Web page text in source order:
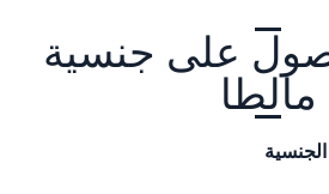
على جنسية
مالطا